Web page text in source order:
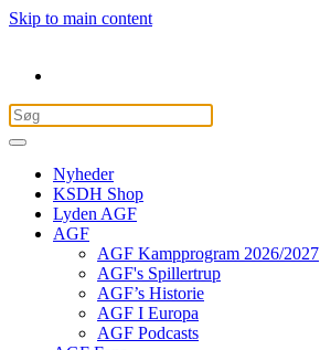
Skip to main content
Nyheder
KSDH Shop
Lyden AGF
AGF
AGF Kampprogram 2026/2027
AGF's Spillertrup
AGF’s Historie
AGF I Europa
AGF Podcasts